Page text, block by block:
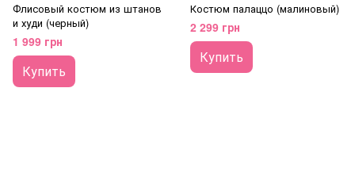
Флисовый костюм из штанов
и худи (черный)
1 999 грн
Купить
Костюм палаццо (малиновый)
2 299 грн
Купить